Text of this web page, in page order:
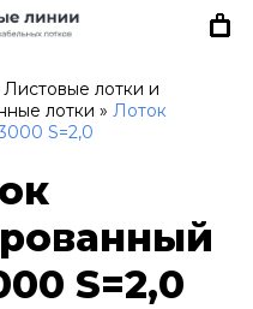
Листовые лотки и
лотки » Лоток
S=2,0
S=2,0